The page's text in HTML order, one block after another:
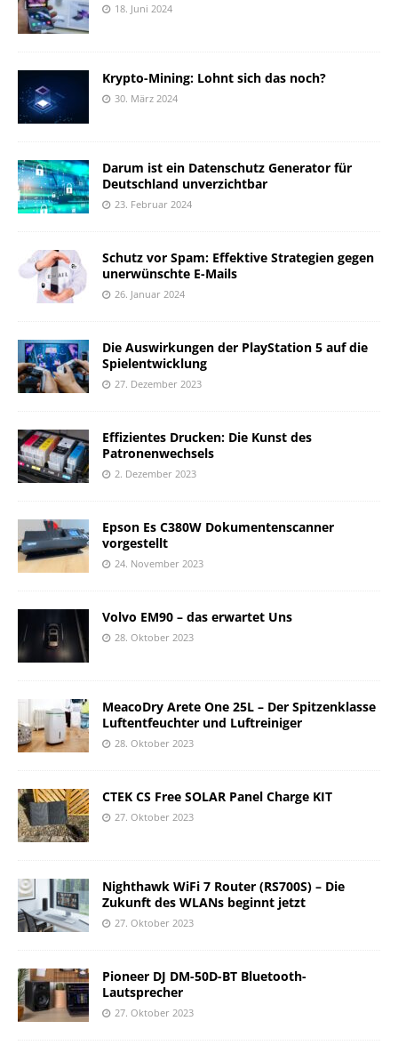
18. Juni 2024
Krypto-Mining: Lohnt sich das noch?
30. März 2024
Darum ist ein Datenschutz Generator für
Deutschland unverzichtbar
23. Februar 2024
Schutz vor Spam: Effektive Strategien gegen
unerwünschte E-Mails
26. Januar 2024
Die Auswirkungen der PlayStation 5 auf die
Spielentwicklung
27. Dezember 2023
Effizientes Drucken: Die Kunst des
Patronenwechsels
2. Dezember 2023
Epson Es C380W Dokumentenscanner
vorgestellt
24. November 2023
Volvo EM90 – das erwartet Uns
28. Oktober 2023
MeacoDry Arete One 25L – Der Spitzenklasse
Luftentfeuchter und Luftreiniger
28. Oktober 2023
CTEK CS Free SOLAR Panel Charge KIT
27. Oktober 2023
Nighthawk WiFi 7 Router (RS700S) – Die
Zukunft des WLANs beginnt jetzt
27. Oktober 2023
Pioneer DJ DM-50D-BT Bluetooth-
Lautsprecher
27. Oktober 2023